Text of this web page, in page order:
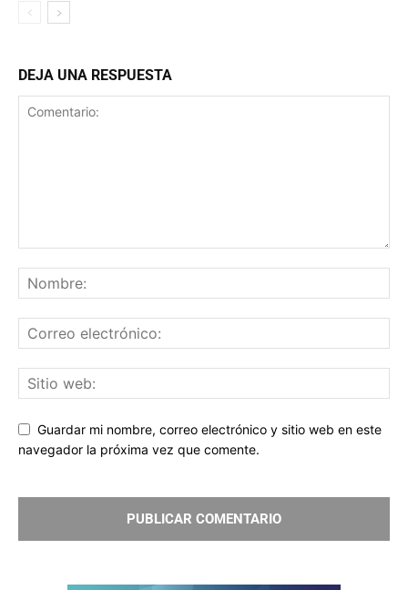
DEJA UNA RESPUESTA
Guardar mi nombre, correo electrónico y sitio web en este
navegador la próxima vez que comente.